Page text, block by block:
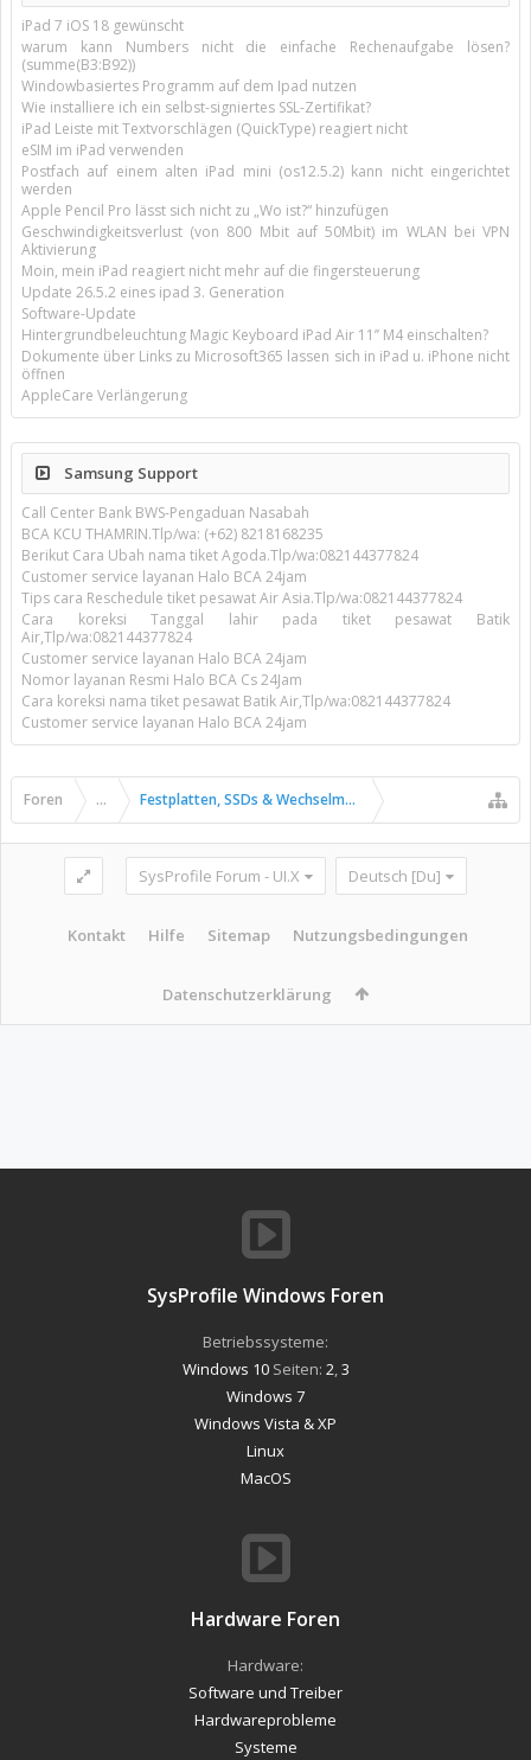
iPad 7 iOS 18 gewünscht
warum kann Numbers nicht die einfache Rechenaufgabe lösen?
(summe(B3:B92))
Windowbasiertes Programm auf dem Ipad nutzen
Wie installiere ich ein selbst-signiertes SSL-Zertifikat?
iPad Leiste mit Textvorschlägen (QuickType) reagiert nicht
eSIM im iPad verwenden
Postfach auf einem alten iPad mini (os12.5.2) kann nicht eingerichtet
werden
Apple Pencil Pro lässt sich nicht zu „Wo ist?“ hinzufügen
Geschwindigkeitsverlust (von 800 Mbit auf 50Mbit) im WLAN bei VPN
Aktivierung
Moin, mein iPad reagiert nicht mehr auf die fingersteuerung
Update 26.5.2 eines ipad 3. Generation
Software-Update
Hintergrundbeleuchtung Magic Keyboard iPad Air 11’’ M4 einschalten?
Dokumente über Links zu Microsoft365 lassen sich in iPad u. iPhone nicht
öffnen
AppleCare Verlängerung
Samsung Support
Call Center Bank BWS-Pengaduan Nasabah
BCA KCU THAMRIN.Tlp/wa: (+62) 8218168235
Berikut Cara Ubah nama tiket Agoda.Tlp/wa:082144377824
Customer service layanan Halo BCA 24jam
Tips cara Reschedule tiket pesawat Air Asia.Tlp/wa:082144377824
Cara koreksi Tanggal lahir pada tiket pesawat Batik
Air,Tlp/wa:082144377824
Customer service layanan Halo BCA 24jam
Nomor layanan Resmi Halo BCA Cs 24Jam
Cara koreksi nama tiket pesawat Batik Air,Tlp/wa:082144377824
Customer service layanan Halo BCA 24jam
Foren ... Festplatten, SSDs & Wechselmedien
SysProfile Forum - UI.X Deutsch [Du]
Kontakt Hilfe Sitemap Nutzungsbedingungen
Datenschutzerklärung
SysProfile Windows Foren
Betriebssysteme:
Windows 10Seiten: 2,3
Windows 7
Windows Vista & XP
Linux
MacOS
Hardware Foren
Hardware:
Software und Treiber
Hardwareprobleme
Systeme